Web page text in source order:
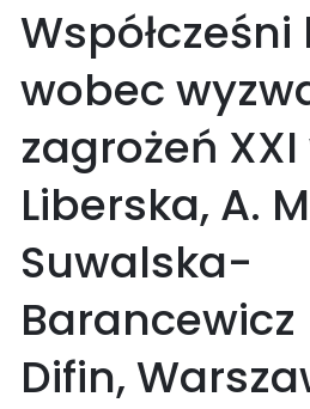
wobec
zagrożeń
Liberska, A.
Suwalska-
Difin,